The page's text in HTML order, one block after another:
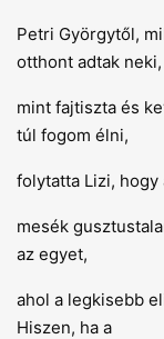
Petri Györgytől,
otthont adtak neki,
mint fajtiszta és
túl fogom élni,
folytatta Lizi, hogy
mesék
az egyet,
ahol a legkisebb
Hiszen, ha a